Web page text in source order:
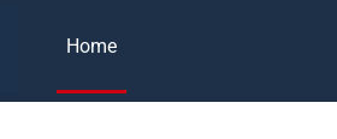
Home